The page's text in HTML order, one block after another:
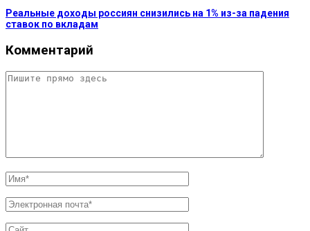
Реальные доходы россиян снизились на 1% из-за падения
ставок по вкладам
Комментарий